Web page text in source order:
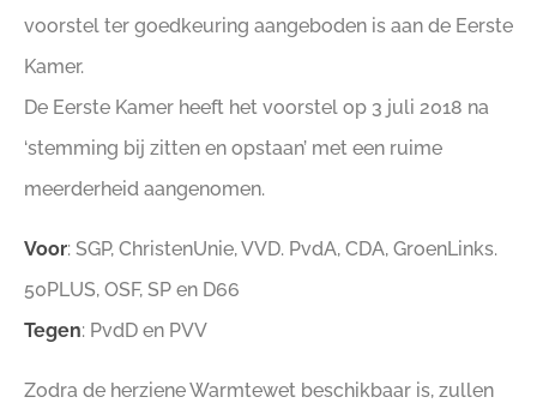
voorstel ter goedkeuring aangeboden is aan de Eerste
Kamer.
De Eerste Kamer heeft het voorstel op 3 juli 2018 na
‘stemming bij zitten en opstaan’ met een ruime
meerderheid aangenomen.
Voor: SGP, ChristenUnie, VVD. PvdA, CDA, GroenLinks.
50PLUS, OSF, SP en D66
Tegen: PvdD en PVV
Zodra de herziene Warmtewet beschikbaar is, zullen